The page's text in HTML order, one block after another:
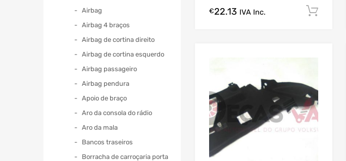
€22.13 IVA Inc.
Airbag
Airbag 4 braços
Airbag de cortina direito
Airbag de cortina esquerdo
Airbag passageiro
Airbag pendura
Apoio de braço
Aro da consola do rádio
Aro da mala
Bancos traseiros
Borracha de carroçaria porta